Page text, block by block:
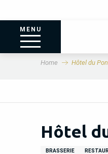
MENU
Home Hôtel du
Hôtel
BRASSERIE